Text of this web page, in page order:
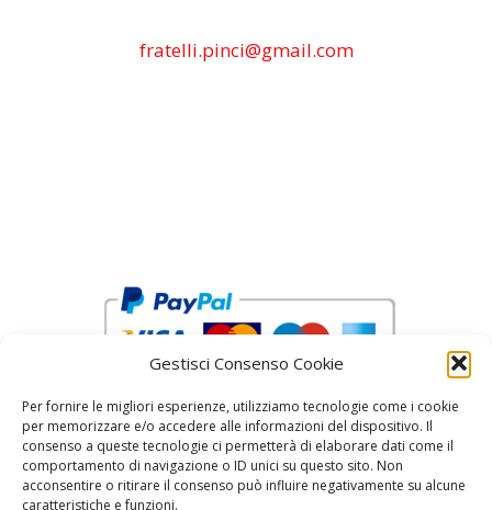
Gestisci Consenso Cookie
Per fornire le migliori esperienze, utilizziamo tecnologie come i cookie
per memorizzare e/o accedere alle informazioni del dispositivo. Il
consenso a queste tecnologie ci permetterà di elaborare dati come il
comportamento di navigazione o ID unici su questo sito. Non
acconsentire o ritirare il consenso può influire negativamente su alcune
caratteristiche e funzioni.
fratelli.pinci@gmail.com
reCAPTCHA Google’s Privacy Policy and